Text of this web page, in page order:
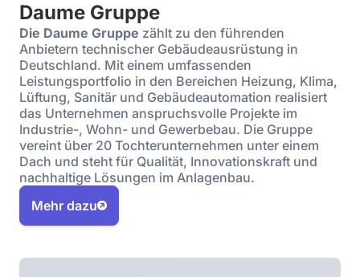
Daume Gruppe
Die Daume Gruppe zählt zu den führenden
Anbietern technischer Gebäudeausrüstung in
Deutschland. Mit einem umfassenden
Leistungsportfolio in den Bereichen Heizung, Klima,
Lüftung, Sanitär und Gebäudeautomation realisiert
das Unternehmen anspruchsvolle Projekte im
Industrie-, Wohn- und Gewerbebau. Die Gruppe
vereint über 20 Tochterunternehmen unter einem
Dach und steht für Qualität, Innovationskraft und
nachhaltige Lösungen im Anlagenbau.
Mehr dazu